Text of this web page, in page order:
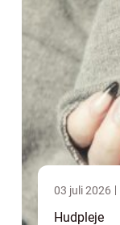
03 juli 2026
Hudpleje